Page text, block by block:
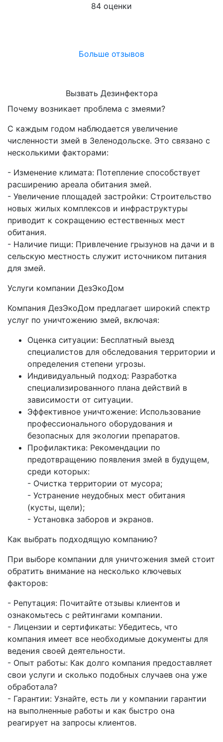
84 оценки
Больше отзывов
Вызвать Дезинфектора
Почему возникает проблема с змеями?
С каждым годом наблюдается увеличение
численности змей в Зеленодольске. Это связано с
несколькими факторами:
- Изменение климата: Потепление способствует
расширению ареала обитания змей.
- Увеличение площадей застройки: Строительство
новых жилых комплексов и инфраструктуры
приводит к сокращению естественных мест
обитания.
- Наличие пищи: Привлечение грызунов на дачи и в
сельскую местность служит источником питания
для змей.
Услуги компании ДезЭкоДом
Компания ДезЭкоДом предлагает широкий спектр
услуг по уничтожению змей, включая:
Оценка ситуации: Бесплатный выезд
специалистов для обследования территории и
определения степени угрозы.
Индивидуальный подход: Разработка
специализированного плана действий в
зависимости от ситуации.
Эффективное уничтожение: Использование
профессионального оборудования и
безопасных для экологии препаратов.
Профилактика: Рекомендации по
предотвращению появления змей в будущем,
среди которых:
- Очистка территории от мусора;
- Устранение неудобных мест обитания
(кусты, щели);
- Установка заборов и экранов.
Как выбрать подходящую компанию?
При выборе компании для уничтожения змей стоит
обратить внимание на несколько ключевых
факторов:
- Репутация: Почитайте отзывы клиентов и
ознакомьтесь с рейтингами компании.
- Лицензии и сертификаты: Убедитесь, что
компания имеет все необходимые документы для
ведения своей деятельности.
- Опыт работы: Как долго компания предоставляет
свои услуги и сколько подобных случаев она уже
обработала?
- Гарантии: Узнайте, есть ли у компании гарантии
на выполненные работы и как быстро она
реагирует на запросы клиентов.